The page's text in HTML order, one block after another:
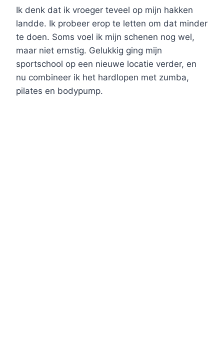
Ik denk dat ik vroeger teveel op mijn hakken
landde. Ik probeer erop te letten om dat minder
te doen. Soms voel ik mijn schenen nog wel,
maar niet ernstig. Gelukkig ging mijn
sportschool op een nieuwe locatie verder, en
nu combineer ik het hardlopen met zumba,
pilates en bodypump.